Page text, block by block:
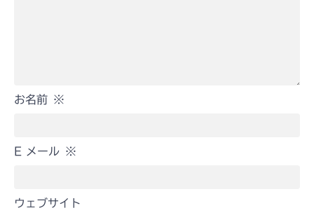
お名前 ※
E メール ※
ウェブサイト